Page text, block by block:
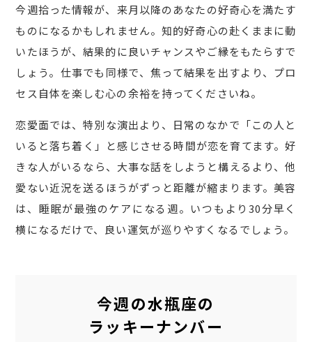
今週拾った情報が、来月以降のあなたの好奇心を満たす
ものになるかもしれません。知的好奇心の赴くままに動
いたほうが、結果的に良いチャンスやご縁をもたらすで
しょう。仕事でも同様で、焦って結果を出すより、プロ
セス自体を楽しむ心の余裕を持ってくださいね。
恋愛面では、特別な演出より、日常のなかで「この人と
いると落ち着く」と感じさせる時間が恋を育てます。好
きな人がいるなら、大事な話をしようと構えるより、他
愛ない近況を送るほうがずっと距離が縮まります。美容
は、睡眠が最強のケアになる週。いつもより30分早く
横になるだけで、良い運気が巡りやすくなるでしょう。
今週の水瓶座の
ラッキーナンバー